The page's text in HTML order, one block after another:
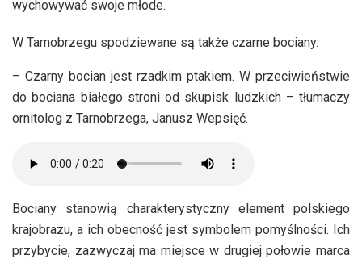
wychowywać swoje młode.
W Tarnobrzegu spodziewane są także czarne bociany.
– Czarny bocian jest rzadkim ptakiem. W przeciwieństwie
do bociana białego stroni od skupisk ludzkich – tłumaczy
ornitolog z Tarnobrzega, Janusz Wepsięć.
Bociany stanowią charakterystyczny element polskiego
krajobrazu, a ich obecność jest symbolem pomyślności. Ich
przybycie, zazwyczaj ma miejsce w drugiej połowie marca